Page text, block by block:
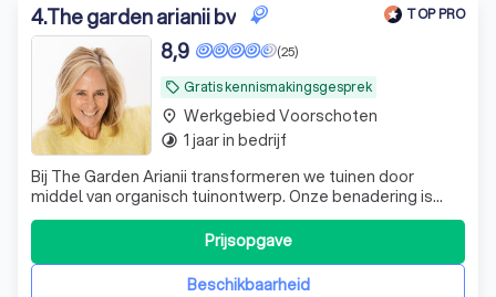
4.The garden arianii bv TOP PRO
local_offer Gratis kennismakingsgesprek
(25)
8,9
Bij The Garden Arianii transformeren we tuinen door
middel van organisch tuinontwerp. Onze benadering is
uniek; we kijken anders naar ruimtes en ontwerpen met
een diepe waardering voor diversiteit, duurzaamheid en
esthetiek. Onze ontwerpen zijn niet alleen visueel
aantrekkelijk, maar ook functioneel
Beschikbaarheid
Prijsopgave
place Werkgebied Voorschoten
timelapse 1 jaar in bedrijf